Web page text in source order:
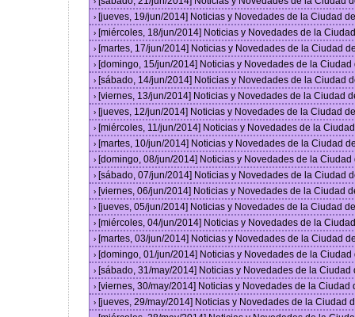
› [jueves, 19/jun/2014] Noticias y Novedades de la Ciudad
› [miércoles, 18/jun/2014] Noticias y Novedades de la
› [martes, 17/jun/2014] Noticias y Novedades de la Ciudad
› [domingo, 15/jun/2014] Noticias y Novedades de la
› [sábado, 14/jun/2014] Noticias y Novedades de la Ciudad
› [viernes, 13/jun/2014] Noticias y Novedades de la Ciudad
› [jueves, 12/jun/2014] Noticias y Novedades de la Ciudad
› [miércoles, 11/jun/2014] Noticias y Novedades de la
› [martes, 10/jun/2014] Noticias y Novedades de la Ciudad
› [domingo, 08/jun/2014] Noticias y Novedades de la
› [sábado, 07/jun/2014] Noticias y Novedades de la Ciudad
› [viernes, 06/jun/2014] Noticias y Novedades de la Ciudad
› [jueves, 05/jun/2014] Noticias y Novedades de la Ciudad
› [miércoles, 04/jun/2014] Noticias y Novedades de la
› [martes, 03/jun/2014] Noticias y Novedades de la Ciudad
› [domingo, 01/jun/2014] Noticias y Novedades de la
› [sábado, 31/may/2014] Noticias y Novedades de la
› [viernes, 30/may/2014] Noticias y Novedades de la
› [jueves, 29/may/2014] Noticias y Novedades de la Ciudad